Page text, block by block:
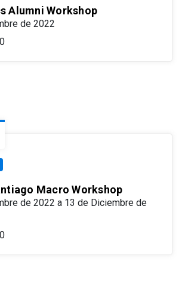
Alumni Workshop
de 2022
Macro Workshop
de 2022 a 13 de Diciembre de